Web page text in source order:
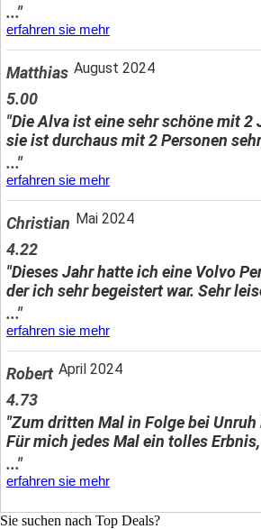
..."
erfahren sie mehr
Matthias August 2024
5.00
"Die Alva ist eine sehr schöne mit 2
sie ist durchaus mit 2 Personen
..."
erfahren sie mehr
Christian Mai 2024
4.22
"Dieses Jahr hatte ich eine Volvo
der ich sehr begeistert war. Sehr
..."
erfahren sie mehr
Robert April 2024
4.73
"Zum dritten Mal in Folge bei
Für mich jedes Mal ein tolles
..."
erfahren sie mehr
Sie suchen nach Top Deals?